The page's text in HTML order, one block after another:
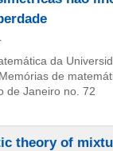
da
Memórias de
de Janeiro no. 72
theory of